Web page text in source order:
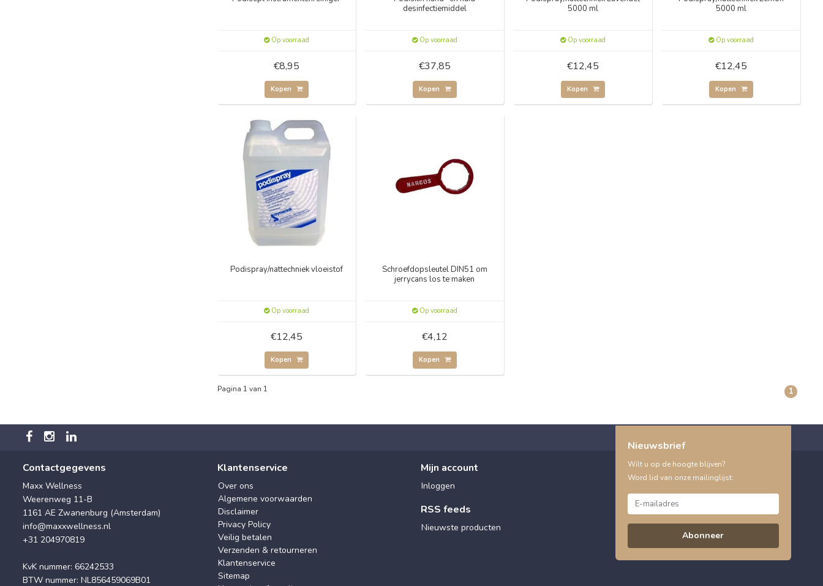
Op voorraad
€8,95
Kopen
desinfectiemiddel
Op voorraad
€37,85
Kopen
5000 ml
Op voorraad
€12,45
Kopen
5000 ml
Op voorraad
€12,45
Kopen
Podispray/nattechniek vloeistof
Op voorraad
€12,45
Kopen
Schroefdopsleutel DIN51 om
jerrycans los te maken
Op voorraad
€4,12
Kopen
Pagina 1 van 1 1
Contactgegevens
Maxx Wellness
Weerenweg 11-B
1161 AE Zwanenburg (Amsterdam)
info@maxxwellness.nl
+31 204970819
KvK nummer: 66242533
BTW nummer: NL856459069B01
Klantenservice
Over ons
Algemene voorwaarden
Disclaimer
Privacy Policy
Veilig betalen
Verzenden & retourneren
Klantenservice
Sitemap
Mijn account
Inloggen
RSS feeds
Nieuwste producten
Nieuwsbrief
Wilt u op de hoogte blijven?
Word lid van onze mailinglijst:
Abonneer